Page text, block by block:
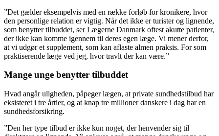
”Det gælder eksempelvis med en række forløb for kronikere, hvor
den personlige relation er vigtig. Når det ikke er turister og lignende,
som benytter tilbuddet, ser Lægerne Danmark oftest akutte patienter,
der ikke kan komme igennem til deres egen læge. Vi mener derfor,
at vi udgør et supplement, som kan aflaste almen praksis. For som
praktiserende læge ved jeg, hvor travlt der kan være.”
Mange unge benytter tilbuddet
Hvad angår uligheden, påpeger lægen, at private sundhedstilbud har
eksisteret i tre årtier, og at knap tre millioner danskere i dag har en
sundhedsforsikring.
”Den her type tilbud er ikke kun noget, der henvender sig til